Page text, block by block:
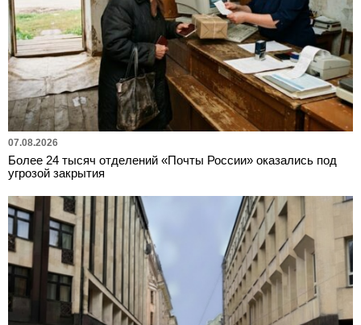
07.08.2026
Более 24 тысяч отделений «Почты России» оказались под
угрозой закрытия